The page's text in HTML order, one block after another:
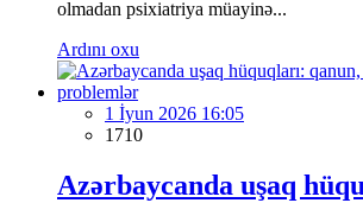
olmadan psixiatriya müayinə...
Ardını oxu
1 İyun 2026 16:05
1710
Azərbaycanda uşaq